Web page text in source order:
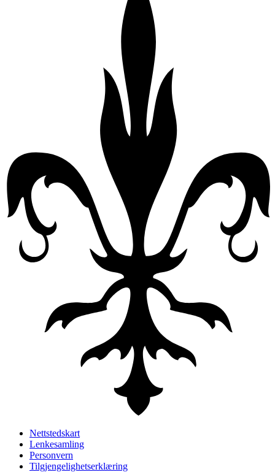
Nettstedskart
Lenkesamling
Personvern
Tilgjengelighetserklæring